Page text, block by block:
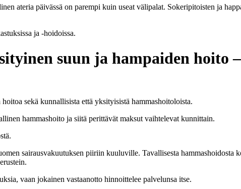
ateria päivässä on parempi kuin useat välipalat. Sokeripitoisten ja
ja -hoidoissa.
suun ja hampaiden hoito
sekä kunnallisista että yksityisistä hammashoitoloista.
hammashoito ja siitä perittävät maksut vaihtelevat kunnittain.
sairausvakuutuksen piiriin kuuluville. Tavallisesta hammashoidosta
vaan jokainen vastaanotto hinnoittelee palvelunsa itse.